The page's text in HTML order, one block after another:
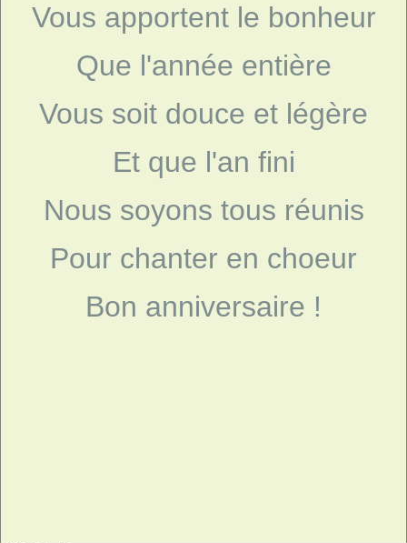
Vous apportent le bonheur
Que l'année entière
Vous soit douce et légère
Et que l'an fini
Nous soyons tous réunis
Pour chanter en choeur
Bon anniversaire !